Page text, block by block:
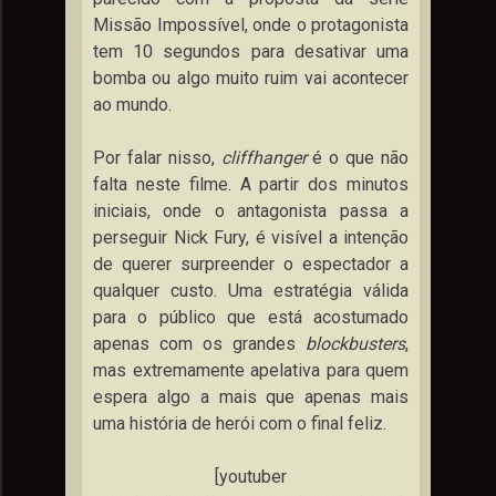
Missão Impossível, onde o protagonista
tem 10 segundos para desativar uma
bomba ou algo muito ruim vai acontecer
ao mundo.
Por falar nisso,cliffhangeré o que não
falta neste filme. A partir dos minutos
iniciais, onde o antagonista passa a
perseguir Nick Fury, é visível a intenção
de querer surpreender o espectador a
qualquer custo. Uma estratégia válida
para o público que está acostumado
apenas com os grandes blockbusters,
mas extremamente apelativa para quem
espera algo a mais que apenas mais
uma história de herói com o final feliz.
[youtuber